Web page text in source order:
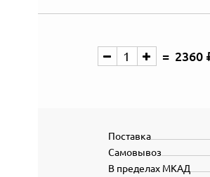
2360
Поставка
Самовывоз
В пределах МКАД